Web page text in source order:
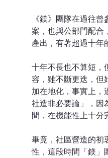
《鎂》團隊在過往
案，也與公部門配合
產出，有著超過十年
十年不長也不算短，
容，雖不斷更迭，但
加在地化，事實上，
社造非必要論」，因
間，在機能性上十分
畢竟，社區營造的初
性，這段時間「鎂」